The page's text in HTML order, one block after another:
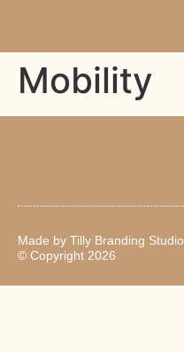
Mobility
Made by Tilly Branding Studio
© Copyright 2026